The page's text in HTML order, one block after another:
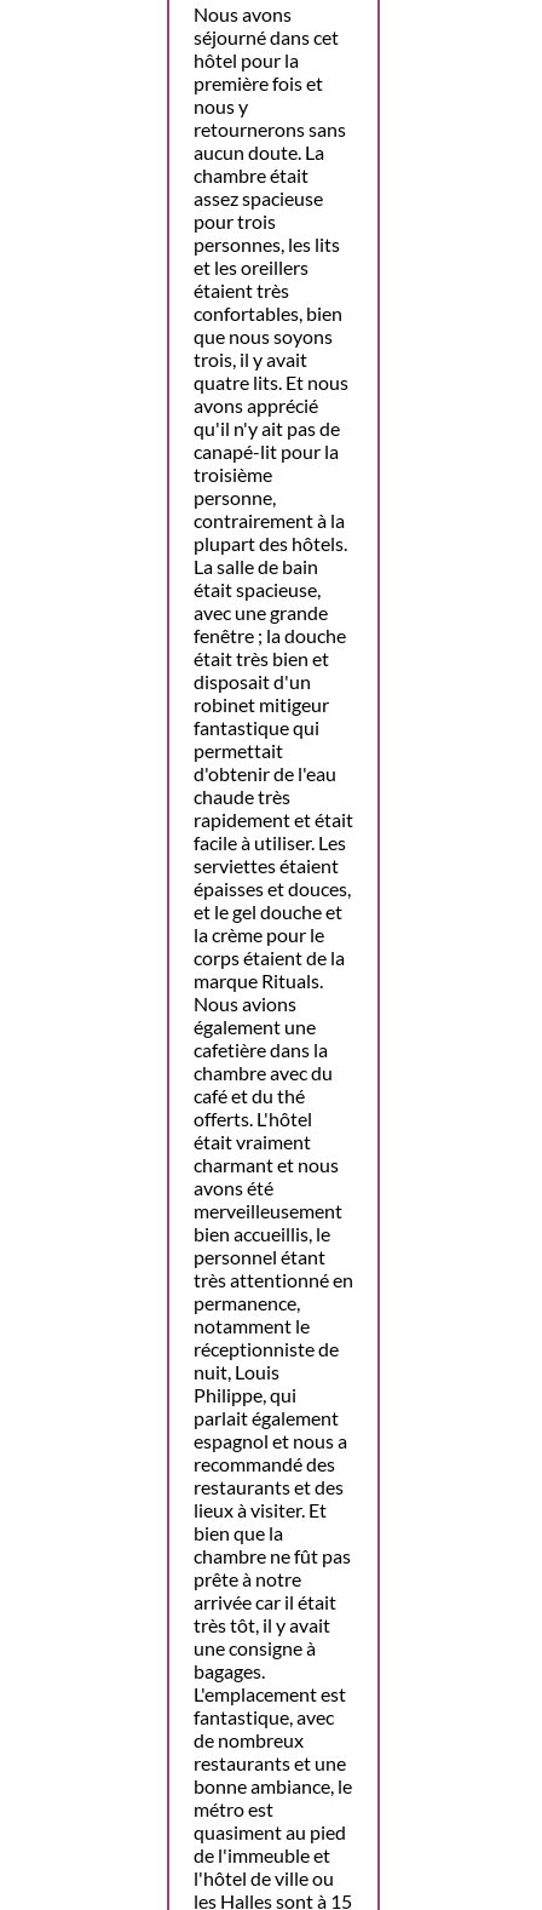
Nous avons
séjourné dans cet
hôtel pour la
première fois et
nous y
retournerons sans
aucun doute. La
chambre était
assez spacieuse
pour trois
personnes, les lits
et les oreillers
étaient très
confortables, bien
que nous soyons
trois, il y avait
quatre lits. Et nous
avons apprécié
qu'il n'y ait pas de
canapé-lit pour la
troisième
personne,
contrairement à la
plupart des hôtels.
La salle de bain
était spacieuse,
avec une grande
fenêtre ; la douche
était très bien et
disposait d'un
robinet mitigeur
fantastique qui
permettait
d'obtenir de l'eau
chaude très
rapidement et était
facile à utiliser. Les
serviettes étaient
épaisses et douces,
et le gel douche et
la crème pour le
corps étaient de la
marque Rituals.
Nous avions
également une
cafetière dans la
chambre avec du
café et du thé
offerts. L'hôtel
était vraiment
charmant et nous
avons été
merveilleusement
bien accueillis, le
personnel étant
très attentionné en
permanence,
notamment le
réceptionniste de
nuit, Louis
Philippe, qui
parlait également
espagnol et nous a
recommandé des
restaurants et des
lieux à visiter. Et
bien que la
chambre ne fût pas
prête à notre
arrivée car il était
très tôt, il y avait
une consigne à
bagages.
L'emplacement est
fantastique, avec
de nombreux
restaurants et une
bonne ambiance, le
métro est
quasiment au pied
de l'immeuble et
l'hôtel de ville ou
les Halles sont à 15